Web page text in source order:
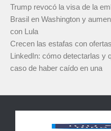
Trump revocó la visa de la
Brasil en Washington y
con Lula
Crecen las estafas con
LinkedIn: cómo detectarlas y
caso de haber caído en una